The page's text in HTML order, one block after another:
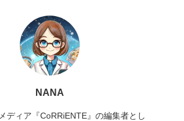
NANA
ディア『CoRRiENTE』の編集者とし